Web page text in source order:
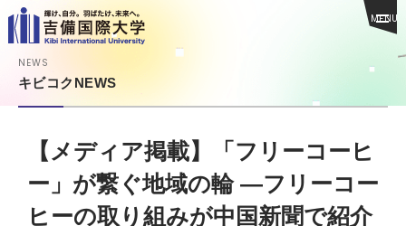
MENU
NEWS
キビコクNEWS
【メディア掲載】「フリーコーヒ
ー」が繋ぐ地域の輪 ―フリーコー
ヒーの取り組みが中国新聞で紹介